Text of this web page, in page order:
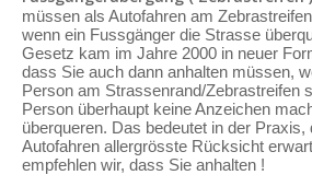
müssen als Autofahren am
wenn ein Fussgänger die Strasse
Gesetz kam im Jahre 2000 in neuer
dass Sie auch dann anhalten müssen,
Person am Strassenrand/Zebrastreifen
Person überhaupt keine Anzeichen
überqueren. Das bedeutet in der
Autofahren allergrösste Rücksicht
empfehlen wir, dass Sie anhalten !